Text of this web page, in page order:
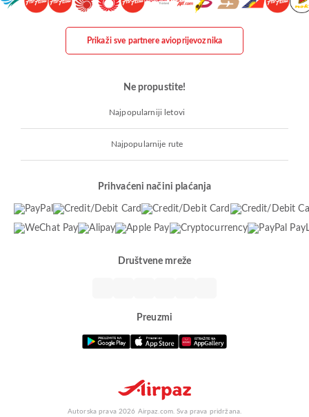
Prikaži sve partnere avioprijevoznika
Ne propustite!
Najpopularniji letovi
Najpopularnije rute
Prihvaćeni načini plaćanja
Društvene mreže
Preuzmi
Autorska prava 2026 Airpaz.com. Sva prava pridržana.